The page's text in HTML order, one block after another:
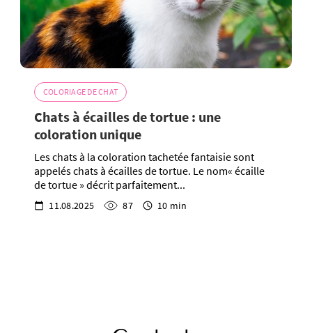
COLORIAGE DE CHAT
Chats à écailles de tortue : une
coloration unique
Les chats à la coloration tachetée fantaisie sont
appelés chats à écailles de tortue. Le nom« écaille
de tortue » décrit parfaitement...
11.08.2025 87 10 min